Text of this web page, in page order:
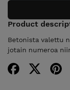
Product
Betonista valettu
jotain numeroa